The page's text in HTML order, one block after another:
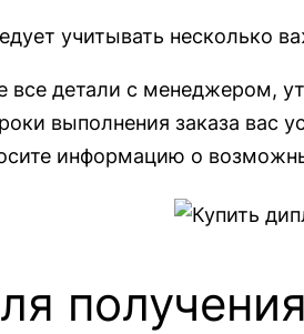
учитывать несколько
все детали с менеджером,
выполнения заказа вас
информацию о